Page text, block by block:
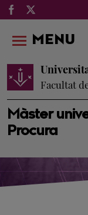
Màster
Procura
Facultat
MENU